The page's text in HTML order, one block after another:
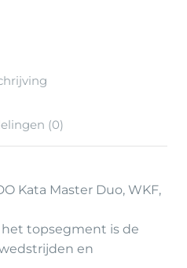
(0)
Kata Master Duo, WKF,
topsegment is de
en